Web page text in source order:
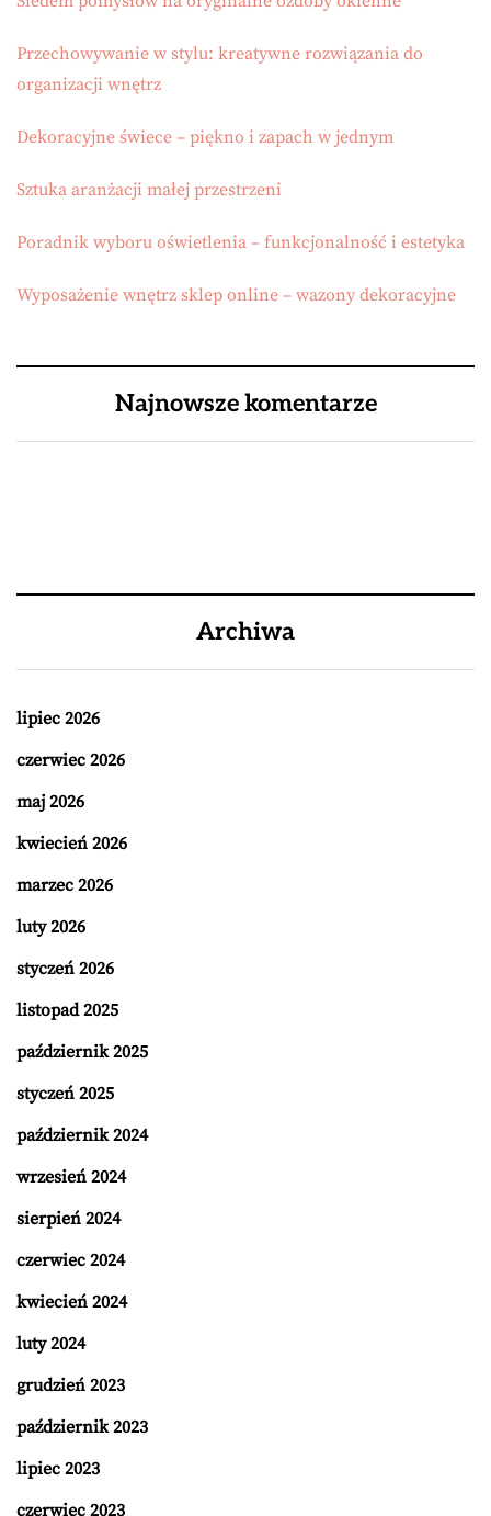
Przechowywanie w stylu: kreatywne rozwiązania do
organizacji wnętrz
Dekoracyjne świece – piękno i zapach w jednym
Sztuka aranżacji małej przestrzeni
Poradnik wyboru oświetlenia – funkcjonalność i estetyka
Wyposażenie wnętrz sklep online – wazony dekoracyjne
Najnowsze komentarze
Archiwa
lipiec 2026
czerwiec 2026
maj 2026
kwiecień 2026
marzec 2026
luty 2026
styczeń 2026
listopad 2025
październik 2025
styczeń 2025
październik 2024
wrzesień 2024
sierpień 2024
czerwiec 2024
kwiecień 2024
luty 2024
grudzień 2023
październik 2023
lipiec 2023
czerwiec 2023